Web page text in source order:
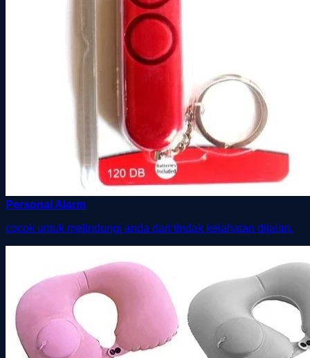
Personal Alarm
cocok untuk melindungi anda dari tindak kejahatan dijalan.